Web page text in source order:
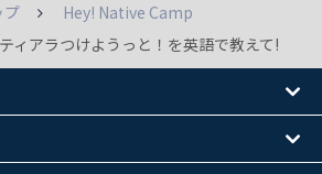
プ
Hey! Native Camp
ィアラつけようっと！を英語で教えて!